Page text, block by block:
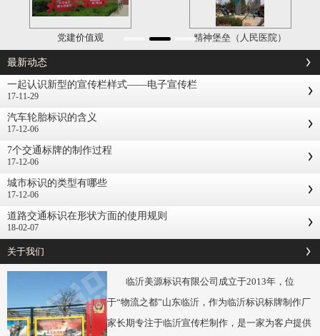
党建价值观 精神堡垒（人民医院）
最新动态
一起认识新型的宣传栏样式——电子宣传栏
17-11-29
汽车轮胎标识的含义
17-12-06
7个交通标牌的制作过程
17-12-06
城市标识的类型有哪些
17-12-06
道路交通标识在形状方面的使用规则
18-02-07
关于我们
临沂美源标识有限公司成立于2013年，位
于“物流之都”山东临沂，作为临沂标识标牌制作厂
家长期专注于临沂宣传栏制作，是一家为客户提供